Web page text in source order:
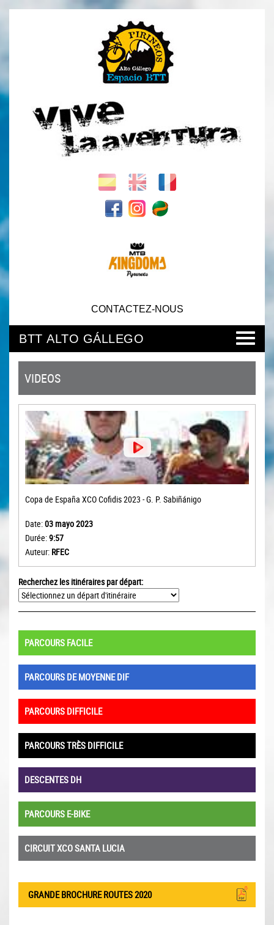
CONTACTEZ-NOUS
BTT ALTO GÁLLEGO
VIDEOS
Copa de España XCO Cofidis 2023 - G. P. Sabiñánigo
Date:03 mayo 2023
Durée:9:57
Auteur: RFEC
Recherchez les itinéraires par départ:
PARCOURS FACILE
PARCOURS DE MOYENNE DIF
PARCOURS DIFFICILE
PARCOURS TRÈS DIFFICILE
DESCENTES DH
PARCOURS E-BIKE
CIRCUIT XCO SANTA LUCIA
GRANDE BROCHURE ROUTES 2020